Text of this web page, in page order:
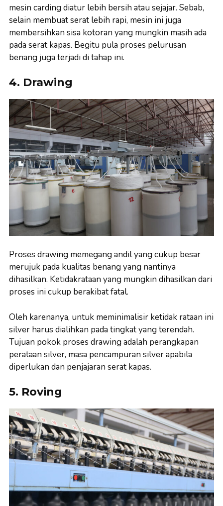
mesin carding diatur lebih bersih atau sejajar. Sebab,
selain membuat serat lebih rapi, mesin ini juga
membersihkan sisa kotoran yang mungkin masih ada
pada serat kapas. Begitu pula proses pelurusan
benang juga terjadi di tahap ini.
4. Drawing
Proses drawing memegang andil yang cukup besar
merujuk pada kualitas benang yang nantinya
dihasilkan. Ketidakrataan yang mungkin dihasilkan dari
proses ini cukup berakibat fatal.
Oleh karenanya, untuk meminimalisir ketidak rataan ini
silver harus dialihkan pada tingkat yang terendah.
Tujuan pokok proses drawing adalah perangkapan
perataan silver, masa pencampuran silver apabila
diperlukan dan penjajaran serat kapas.
5. Roving